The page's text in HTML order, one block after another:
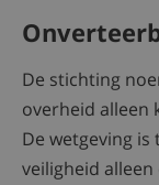
De stichting
overheid alleen
De wetgeving
veiligheid